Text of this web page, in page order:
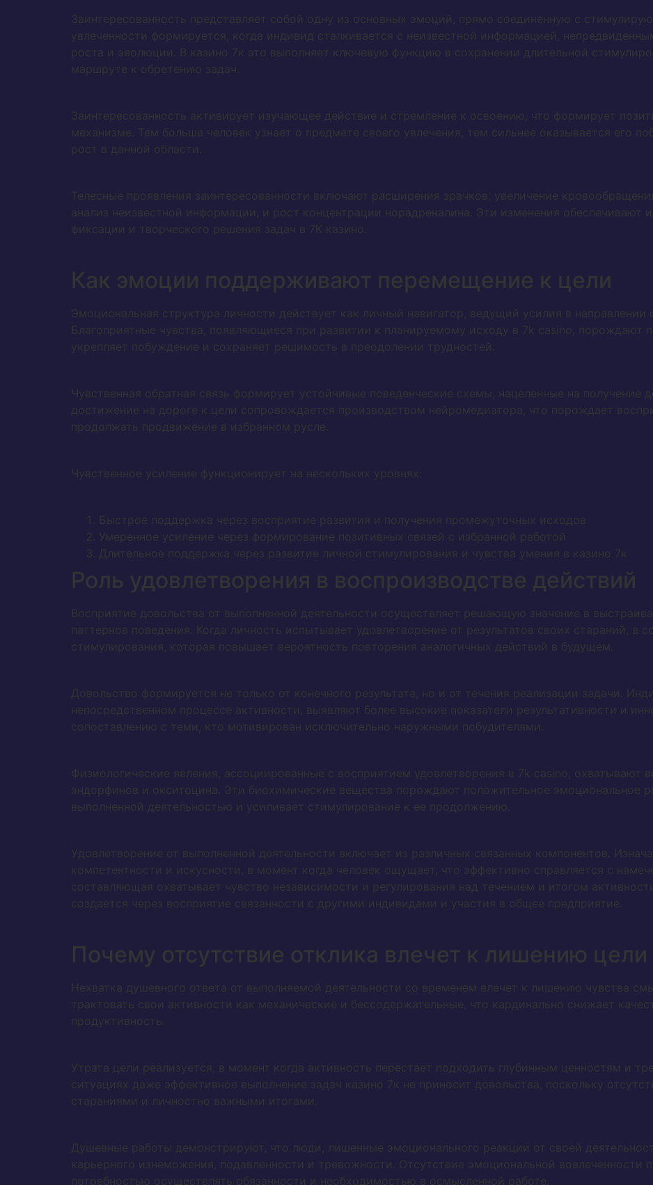
Заинтересованность представляет собой одну из основных эмоций, прямо соединенную с
увлеченности формируется, когда индивид сталкивается с неизвестной информацией,
роста и эволюции. В казино 7к это выполняет ключевую функцию в сохранении длительной
маршруте к обретению задач.
Заинтересованность активирует изучающее действие и стремление к освоению, что формирует
механизме. Тем больше человек узнает о предмете своего увлечения, тем сильнее оказывается его
рост в данной области.
Телесные проявления заинтересованности включают расширения зрачков, увеличение
анализ неизвестной информации, и рост концентрации норадреналина. Эти изменения обеспечивают
фиксации и творческого решения задач в 7К казино.
Как эмоции поддерживают перемещение к цели
Эмоциональная структура личности действует как личный навигатор, ведущий усилия в направлении
Благоприятные чувства, появляющиеся при развитии к планируемому исходу в 7k casino, порождают
укрепляет побуждение и сохраняет решимость в преодолении трудностей.
Чувственная обратная связь формирует устойчивые поведенческие схемы, нацеленные на получение
достижение на дороге к цели сопровождается производством нейромедиатора, что порождает
продолжать продвижение в избранном русле.
Чувственное усиление функционирует на нескольких уровнях:
Быстрое поддержка через восприятие развития и получения промежуточных исходов
Умеренное усиление через формирование позитивных связей с избранной работой
Длительное поддержка через развитие личной стимулирования и чувства умения в казино 7к
Роль удовлетворения в воспроизводстве действий
Восприятие довольства от выполненной деятельности осуществляет решающую значение в
паттернов поведения. Когда личность испытывает удовлетворение от результатов своих стараний, в
стимулирования, которая повышает вероятность повторения аналогичных действий в будущем.
Довольство формируется не только от конечного результата, но и от течения реализации задачи.
непосредственном процессе активности, выявляют более высокие показатели результативности и
сопоставлению с теми, кто мотивирован исключительно наружными побудителями.
Физиологические явления, ассоциированные с восприятием удовлетворения в 7k casino, охватывают
эндорфинов и окситоцина. Эти биохимические вещества порождают положительное эмоциональное
выполненной деятельностью и усиливает стимулирование к ее продолжению.
Удовлетворение от выполненной деятельности включает из различных связанных компонентов.
компетентности и искусности, в момент когда человек ощущает, что эффективно справляется с
составляющая охватывает чувство независимости и регулирования над течением и итогом
создается через восприятие связанности с другими индивидами и участия в общее предприятие.
Почему отсутствие отклика влечет к лишению цели
Нехватка душевного ответа от выполняемой деятельности со временем влечет к лишению чувства
трактовать свои активности как механические и бессодержательные, что кардинально снижает
продуктивность.
Утрата цели реализуется, в момент когда активность перестает подходить глубинным ценностям и
ситуациях даже эффективное выполнение задач казино 7к не приносит довольства, поскольку
стараниями и личностно важными итогами.
Душевные работы демонстрируют, что люди, лишенные эмоционального реакции от своей
карьерного изнеможения, подавленности и тревожности. Отсутствие эмоциональной
потребностью осуществлять обязанности и необходимостью в осмысленной работе.